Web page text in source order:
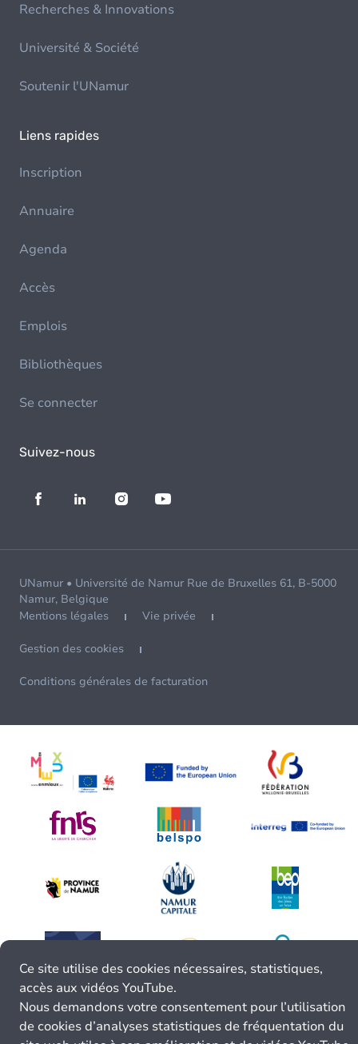
Recherches & Innovations
Université & Société
Soutenir l'UNamur
Liens rapides
Inscription
Annuaire
Agenda
Accès
Emplois
Bibliothèques
Se connecter
Suivez-nous
UNamur • Université de Namur Rue de Bruxelles 61, B-5000
Namur, Belgique
Mentions légales
Vie privée
Gestion des cookies
Conditions générales de facturation
Ce site utilise des cookies nécessaires, statistiques,
accès aux vidéos YouTube.
Nous demandons votre consentement pour l’utilisation
de cookies d’analyses statistiques de fréquentation du